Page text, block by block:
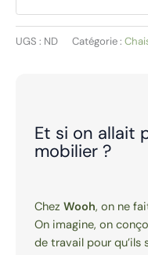
UGS : ND Catégorie :
Et si on allait
mobilier ?
Chez Wooh, on ne
On imagine, on
de travail pour qu’ils